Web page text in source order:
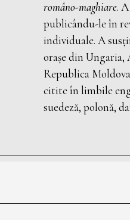
româno-maghiare.
publicându-le în
individuale. A
orașe din Ungaria,
Republica
citite în limbile
suedeză, polonă,